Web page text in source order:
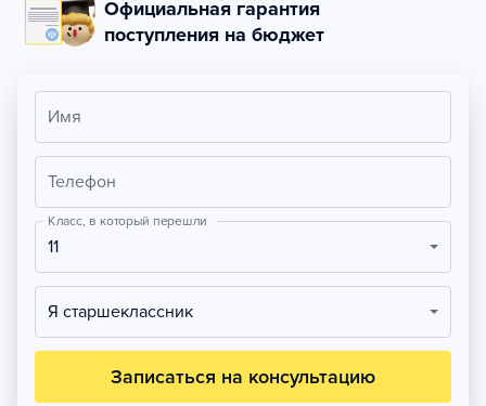
Официальная гарантия
поступления на бюджет
Имя
Телефон
Класс, в который перешли
11
Я старшеклассник
Записаться на консультацию